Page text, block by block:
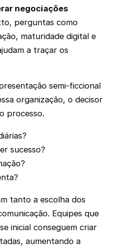
negociações
perguntas como
maturidade digital e
a traçar os
semi-ficcional
organização, o decisor
processo.
sucesso?
tanto a escolha dos
Equipes que
inicial conseguem criar
aumentando a